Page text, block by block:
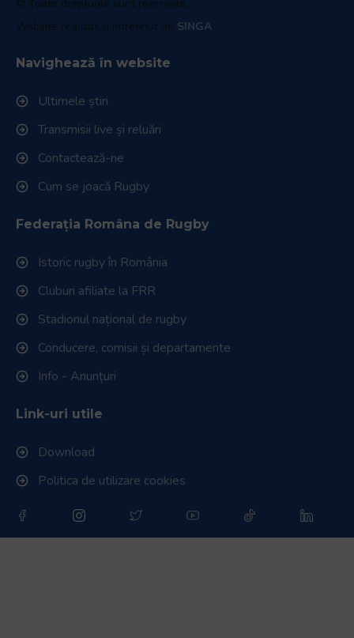
© Toate drepturile sunt rezervate.
Website realizat și întreținut de SINGA
Navighează în website
Ultimele știri
Transmisii live și reluări
Contactează-ne
Cum se joacă Rugby
Federația Româna de Rugby
Istoric rugby în România
Cluburi afiliate la FRR
Stadionul național de rugby
Conducere, comisii și departamente
Info - Anunțuri
Link-uri utile
Download
Politica de utilizare cookies